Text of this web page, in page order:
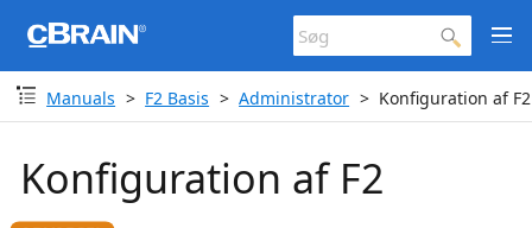
Manuals F2 Basis Administrator Konfiguration af F2
Konfiguration af F2